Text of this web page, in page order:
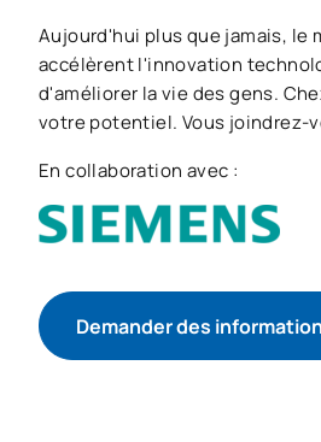
Aujourd'hui plus que jamais, le
accélèrent l'innovation
d'améliorer la vie des gens.
votre potentiel. Vous joindrez-
En collaboration avec :
Demander des
COMMENCER LE